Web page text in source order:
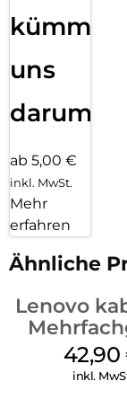
kümmern
uns
darum!
ab 5,00 €
inkl. MwSt.
Mehr
erfahren
Ähnliche
Lenovo
Luna
42,90
inkl.